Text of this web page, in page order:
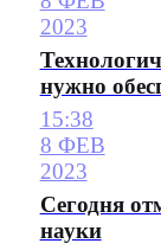
2023
нужно
15:38
8 ФЕВ
2023
Сегодня
науки